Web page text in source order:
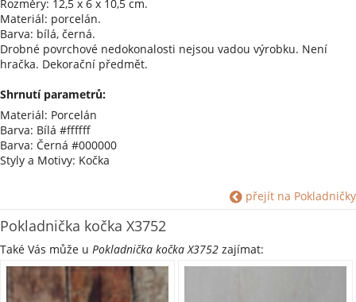
Rozměry: 12,5 x 6 x 10,5 cm.
Materiál: porcelán.
Barva: bílá, černá.
Drobné povrchové nedokonalosti nejsou vadou výrobku. Není
hračka. Dekorační předmět.
Shrnutí parametrů:
Materiál: Porcelán
Barva: Bílá #ffffff
Barva: Černá #000000
Styly a Motivy: Kočka
přejít na Pokladničky
Pokladnička kočka X3752
Také Vás může u Pokladnička kočka X3752 zajímat: